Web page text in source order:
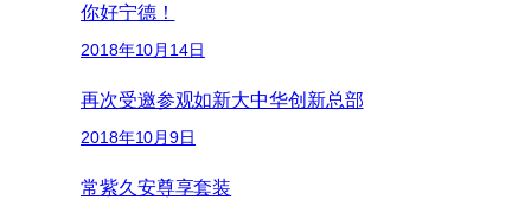
你好宁德！
2018年10月14日
再次受邀参观如新大中华创新总部
2018年10月9日
常紫久安尊享套装